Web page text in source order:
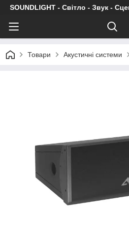
SOUNDLIGHT - Світло - Звук -
Товари Акустичні системи